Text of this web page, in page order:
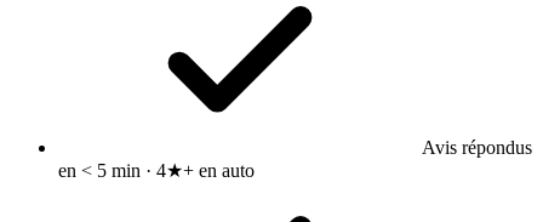
Avis répondus
en < 5 min · 4★+ en auto